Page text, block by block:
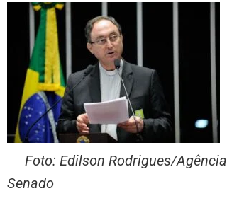
Foto: Edilson Rodrigues/Agência
Senado